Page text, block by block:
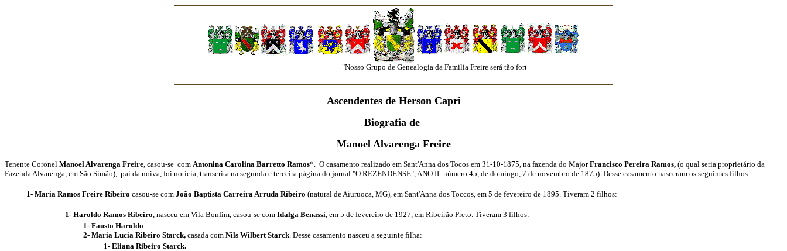
"Nosso Grupo de Genealogia da Familia Freire será tão forte quanto seus membros o façam"
Ascendentes de Herson Capri
Biografia de
Manoel Alvarenga Freire
Tenente Coronel Manoel Alvarenga Freire, casou-se com Antonina Carolina Barretto Ramos*. O casamento realizado em Sant'Anna dos Tocos em 31-10-1875, na fazenda do MajorFrancisco Pereira Ramos, (o qual seria proprietário da
Fazenda Alvarenga, em São Simão), pai da noiva, foi notícia, transcrita na segunda e terceira página do jornal "O REZENDENSE", ANO II -número 45, de domingo, 7 de novembro de 1875). Desse casamento nasceram os seguintes filhos:
1- Maria Ramos Freire Ribeiro casou-se com João Baptista Carreira Arruda Ribeiro (natural de Aiuruoca, MG), em Sant'Anna dos Toccos, em 5 de fevereiro de 1895. Tiveram 2 filhos:
1- Haroldo Ramos Ribeiro, nasceu em Vila Bonfim, casou-se com Idalga Benassi, em 5 de fevereiro de 1927, em Ribeirão Preto. Tiveram 3 filhos:
1- Fausto Haroldo
2- Maria Lucia Ribeiro Starck, casada com Nils Wilbert Starck. Desse casamento nasceu a seguinte filha:
1- Eliana Ribeiro Starck.